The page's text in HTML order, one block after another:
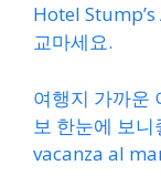
Hotel
교마세요.
여행지 가까운
보 한눈에 보
vacanza al